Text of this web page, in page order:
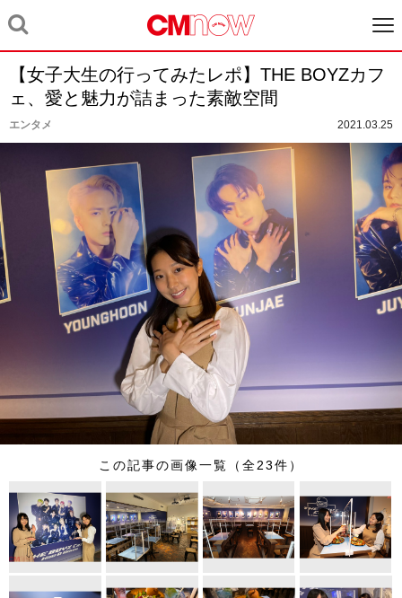
【女子大生の行ってみたレポ】THE BOYZカフ
ェ、愛と魅力が詰まった素敵空間
エンタメ 2021.03.25
この記事の画像一覧（全23件）